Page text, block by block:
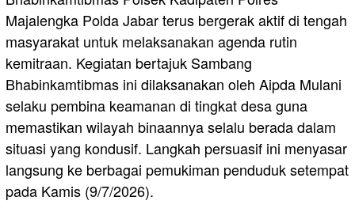
Majalengka Polda Jabar terus bergerak aktif di tengah
masyarakat untuk melaksanakan agenda rutin
kemitraan. Kegiatan bertajuk Sambang
Bhabinkamtibmas ini dilaksanakan oleh Aipda Mulani
selaku pembina keamanan di tingkat desa guna
memastikan wilayah binaannya selalu berada dalam
situasi yang kondusif. Langkah persuasif ini menyasar
langsung ke berbagai pemukiman penduduk setempat
pada Kamis (9/7/2026).